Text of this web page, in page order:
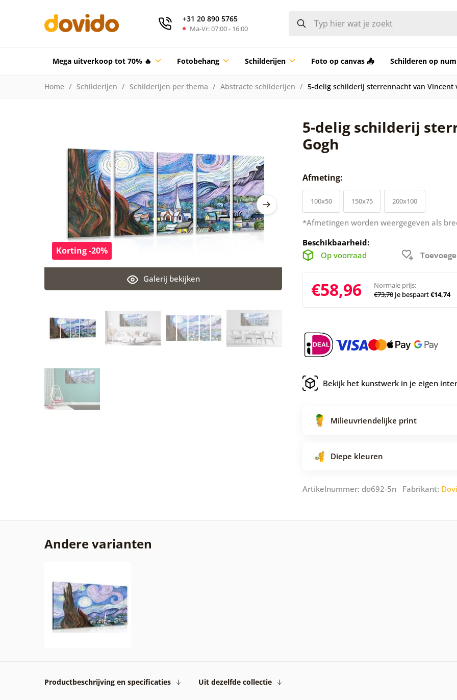
+31 20 890 5765
Ma-Vr: 07:00 - 16:00
Mega uitverkoop tot 70% 🔥 Fotobehang Schilderijen Foto op canvas 📤 Schilderen op
Home Schilderijen Schilderijen per thema Abstracte schilderijen 5-delig schilderij sterrennacht van Vincent
5-delig schilderij
Gogh
Galerij bekijken
Korting -20%
Afmeting:
100x50 150x75 200x100
*Afmetingen worden weergegeven als
Beschikbaarheid:
Op voorraad
€58,96
Normale prijs:
€73,70 Je bespaart€14,74
Bekijk het kunstwerk in je eigen
Milieuvriendelijke print
Diepe kleuren
Artikelnummer: do692-5n Fabrikant:
Andere varianten
Productbeschrijving en specificaties Uit dezelfde collectie